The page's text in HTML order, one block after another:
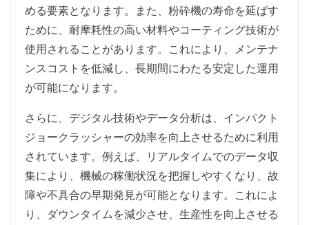
める要素となります。また、粉砕機の寿命を延ばす
ために、耐摩耗性の高い材料やコーティング技術が
使用されることがあります。これにより、メンテナ
ンスコストを低減し、長期間にわたる安定した運用
が可能になります。
さらに、デジタル技術やデータ分析は、インパクト
ジョークラッシャーの効率を向上させるために利用
されています。例えば、リアルタイムでのデータ収
集により、機械の稼働状況を把握しやすくなり、故
障や不具合の早期発見が可能となります。これによ
り、ダウンタイムを減少させ、生産性を向上させる